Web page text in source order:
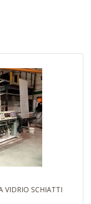
VIDRIO SCHIATTI